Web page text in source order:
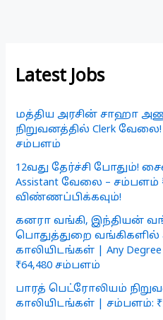
Latest Jobs
மத்திய அரசின் சாஹா
நிறுவனத்தில் Clerk
சம்பளம்
12வது தேர்ச்சி போதும்!
Assistant வேலை – சம்பளம்
விண்ணப்பிக்கவும்!
கனரா வங்கி, இந்தியன்
பொதுத்துறை வங்கிகளில்
காலியிடங்கள் | Any
₹64,480 சம்பளம்
பாரத் பெட்ரோலியம்
காலியிடங்கள் | சம்பளம்: